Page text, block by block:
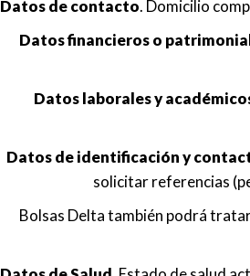
Datos de contacto. Domicilio
Datos financieros o
Datos laborales y
Datos de identificación y
solicitar referencias
Bolsas Delta también podrá